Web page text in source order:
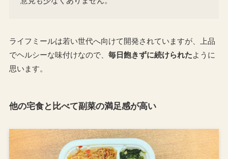
ライフミールは若い世代へ向けて開発されていますが、上品
でヘルシーな味付けなので、 毎日飽きずに続けられたように
思います。
他の宅食と比べて副菜の満足感が高い